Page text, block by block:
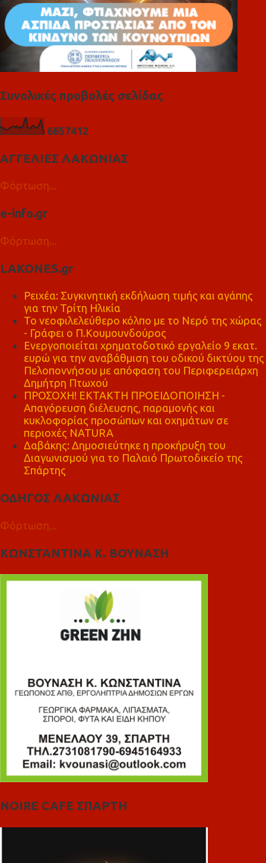
Συνολικές προβολές σελίδας
6857412
ΑΓΓΕΛΙΕΣ ΛΑΚΩΝΙΑΣ
Φόρτωση...
e-info.gr
Φόρτωση...
LAKONES.gr
Ρειχέα: Συγκινητική εκδήλωση τιμής και αγάπης
για την Τρίτη Ηλικία
Το νεοφιλελεύθερο κόλπο με το Νερό της χώρας
- Γράφει ο Π.Κουμουνδούρος
Ενεργοποιείται χρηματοδοτικό εργαλείο 9 εκατ.
ευρώ για την αναβάθμιση του οδικού δικτύου της
Πελοποννήσου με απόφαση του Περιφερειάρχη
Δημήτρη Πτωχού
ΠΡΟΣΟΧΗ! ΕΚΤΑΚΤΗ ΠΡΟΕΙΔΟΠΟΙΗΣΗ -
Απαγόρευση διέλευσης, παραμονής και
κυκλοφορίας προσώπων και οχημάτων σε
περιοχές NATURA
Δαβάκης: Δημοσιεύτηκε η προκήρυξη του
Διαγωνισμού για το Παλαιό Πρωτοδικείο της
Σπάρτης
ΟΔΗΓΟΣ ΛΑΚΩΝΙΑΣ
Φόρτωση...
ΚΩΝΣΤΑΝΤΙΝΑ Κ. ΒΟΥΝΑΣΗ
NOIRE CAFE ΣΠΑΡΤΗ